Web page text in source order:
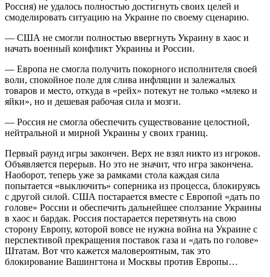
Россия) не удалось полностью достигнуть своих целей и
смоделировать ситуацию на Украине по своему сценарию.
— США не смогли полностью ввергнуть Украину в хаос и
начать военный конфликт Украины и России.
— Европа не смогла получить покорного исполнителя своей
воли, спокойное поле для слива инфляции и залежалых
товаров и место, откуда в «рейх» потекут не только «млеко и
яйки», но и дешевая рабочая сила и мозги.
— Россия не смогла обеспечить существование целостной,
нейтральной и мирной Украины у своих границ.
Первый раунд игры закончен. Верх не взял никто из игроков.
Объявляется перерыв. Но это не значит, что игра закончена.
Наоборот, теперь уже за рамками стола каждая сила
попытается «выключить» соперника из процесса, блокируясь
с другой силой. США постарается вместе с Европой «дать по
голове» России и обеспечить дальнейшее сползание Украины
в хаос и бардак. Россия постарается перетянуть на свою
сторону Европу, которой вовсе не нужна война на Украине с
перспективой прекращения поставок газа и «дать по голове»
Штатам. Вот что кажется маловероятным, так это
блокирование Вашингтона и Москвы против Европы…